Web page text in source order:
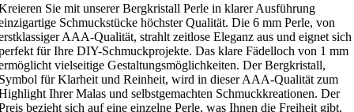
Sie mit unserer Bergkristall Perle in klarer Ausführung
Schmuckstücke höchster Qualität. Die 6 mm Perle, von
AAA-Qualität, strahlt zeitlose Eleganz aus und eignet sich
für Ihre DIY-Schmuckprojekte. Das klare Fädelloch von 1 mm
vielseitige Gestaltungsmöglichkeiten. Der Bergkristall,
für Klarheit und Reinheit, wird in dieser AAA-Qualität zum
Ihrer Malas und selbstgemachten Schmuckkreationen. Der
bezieht sich auf eine einzelne Perle, was Ihnen die Freiheit gibt,